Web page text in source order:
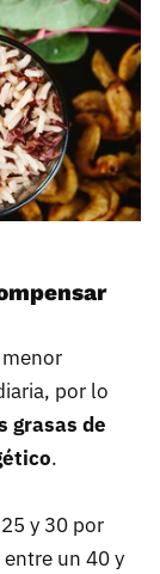
por lo
grasas de
.
y 30 por
entre un 40 y